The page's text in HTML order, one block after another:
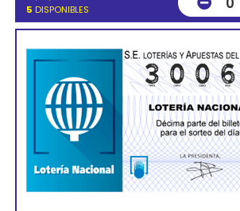
5 DISPONIBLES